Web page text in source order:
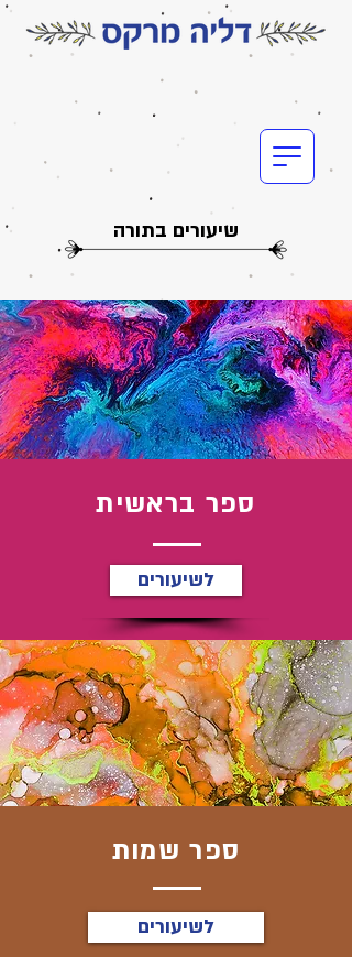
שיעורים בתורה
ספר בראשית
לשיעורים
ספר שמות
לשיעורים